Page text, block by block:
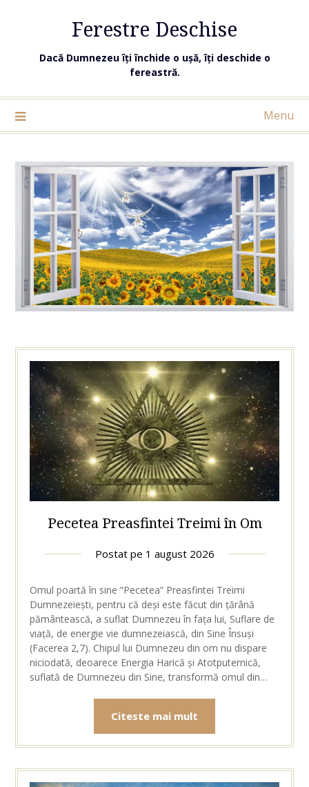
Ferestre Deschise
Dacă Dumnezeu îți închide o ușă, îți deschide o
fereastră.
Menu
Pecetea Preasfintei Treimi în Om
Postat pe 1 august 2026
Omul poartă în sine ”Pecetea” Preasfintei Treimi
Dumnezeiești, pentru că deși este făcut din țărână
pământească, a suflat Dumnezeu în fața lui, Suflare de
viață, de energie vie dumnezeiască, din Sine Însuși
(Facerea 2,7). Chipul lui Dumnezeu din om nu dispare
niciodată, deoarece Energia Harică și Atotputernică,
suflată de Dumnezeu din Sine, transformă omul din…
Citeste mai mult